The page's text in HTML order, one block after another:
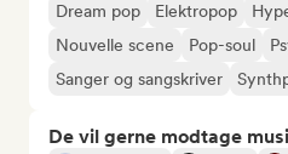
Dream pop Elektropop
Nouvelle scene
Pop-soul
Sanger og sangskriver
De vil gerne modtage